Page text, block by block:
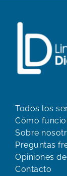
Todos los
Cómo
Sobre
Preguntas
Opiniones
Contacto